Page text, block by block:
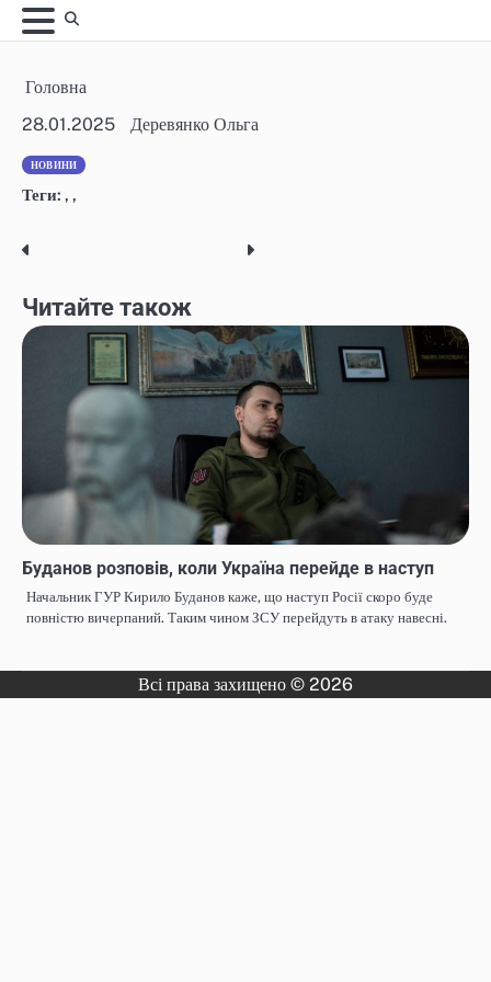
Skip
to
Головна
28.01.2025
Деревянко Ольга
НОВИНИ
Теги: , ,
Post
navigation
Читайте також
Буданов розповів, коли Україна перейде в наступ
Начальник ГУР Кирило Буданов каже, що наступ Росії скоро буде
повністю вичерпаний. Таким чином ЗСУ перейдуть в атаку навесні.
Всі права захищено © 2026